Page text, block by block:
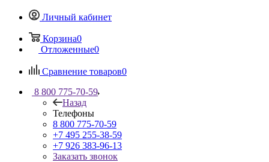
Личный кабинет
Корзина0
Отложенные0
Сравнение товаров0
8 800 775-70-59
Назад
Телефоны
8 800 775-70-59
+7 495 255-38-59
+7 926 383-96-13
Заказать звонок